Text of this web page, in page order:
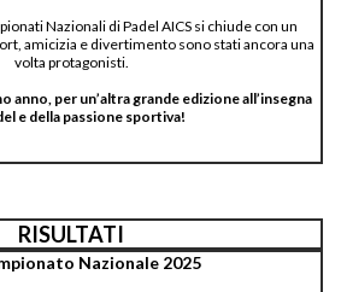
Nazionali di Padel AICS si chiude con un
amicizia e divertimento sono stati ancora una
volta protagonisti.
anno, per un’altra grande edizione all’insegna
e della passione sportiva!
RISULTATI
Nazionale 2025